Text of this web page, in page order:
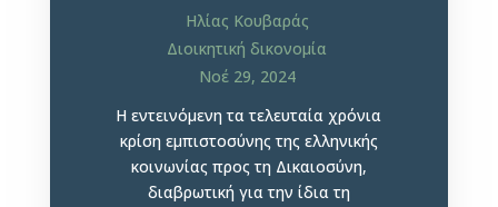
Ηλίας Κουβαράς
Διοικητική δικονομία
Νοέ 29, 2024
Η εντεινόμενη τα τελευταία χρόνια
κρίση εμπιστοσύνης της ελληνικής
κοινωνίας προς τη Δικαιοσύνη,
διαβρωτική για την ίδια τη